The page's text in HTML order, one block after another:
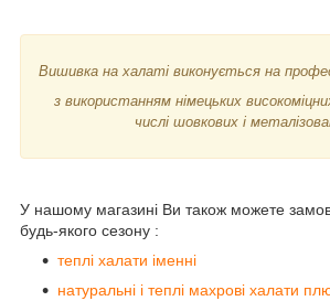
Вишивка на халаті виконується на
з використанням німецьких
числі шовкових і
У нашому магазині Ви також можете
будь-якого сезону :
теплі халати іменні
натуральні і теплі махрові халати